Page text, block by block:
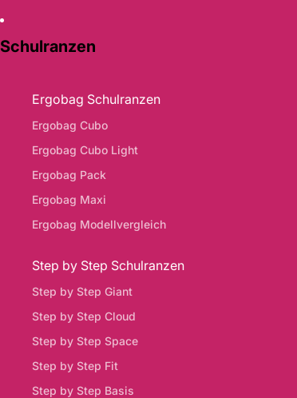
Schulranzen
Ergobag Schulranzen
Ergobag Cubo
Ergobag Cubo Light
Ergobag Pack
Ergobag Maxi
Ergobag Modellvergleich
Step by Step Schulranzen
Step by Step Giant
Step by Step Cloud
Step by Step Space
Step by Step Fit
Step by Step Basis